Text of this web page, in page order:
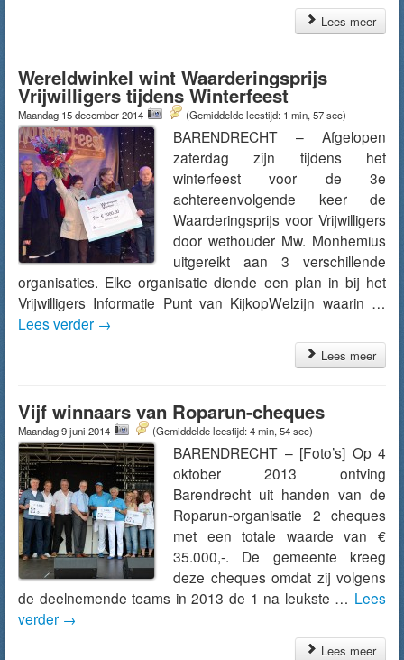
Lees meer
Wereldwinkel wint Waarderingsprijs
Vrijwilligers tijdens Winterfeest
Maandag 15 december 2014 (Gemiddelde leestijd: 1 min, 57 sec)
BARENDRECHT – Afgelopen
zaterdag zijn tijdens het
winterfeest voor de 3e
achtereenvolgende keer de
Waarderingsprijs voor Vrijwilligers
door wethouder Mw. Monhemius
uitgereikt aan 3 verschillende
organisaties. Elke organisatie diende een plan in bij het
Vrijwilligers Informatie Punt van KijkopWelzijn waarin …
Lees verder →
Lees meer
Vijf winnaars van Roparun-cheques
Maandag 9 juni 2014 (Gemiddelde leestijd: 4 min, 54 sec)
BARENDRECHT – [Foto’s] Op 4
oktober 2013 ontving
Barendrecht uit handen van de
Roparun-organisatie 2 cheques
met een totale waarde van €
35.000,-. De gemeente kreeg
deze cheques omdat zij volgens
de deelnemende teams in 2013 de 1 na leukste … Lees
verder →
Lees meer